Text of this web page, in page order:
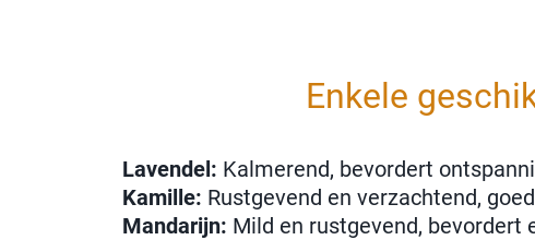
Enkele
Lavendel: Kalmerend, bevordert
Kamille: Rustgevend en verzachtend,
Mandarijn: Mild en rustgevend, bevordert